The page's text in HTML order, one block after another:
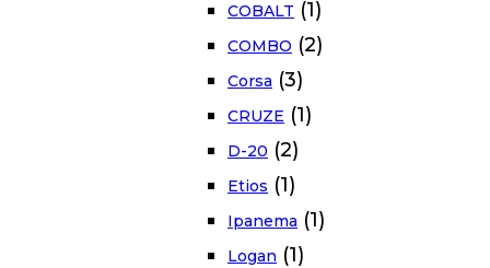
COBALT (1)
COMBO (2)
Corsa (3)
CRUZE (1)
D-20 (2)
Etios (1)
Ipanema (1)
Logan (1)